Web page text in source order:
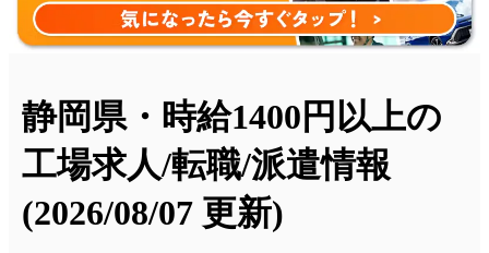
静岡県・時給1400円以上の
工場求人/転職/派遣情報
(2026/08/07 更新)